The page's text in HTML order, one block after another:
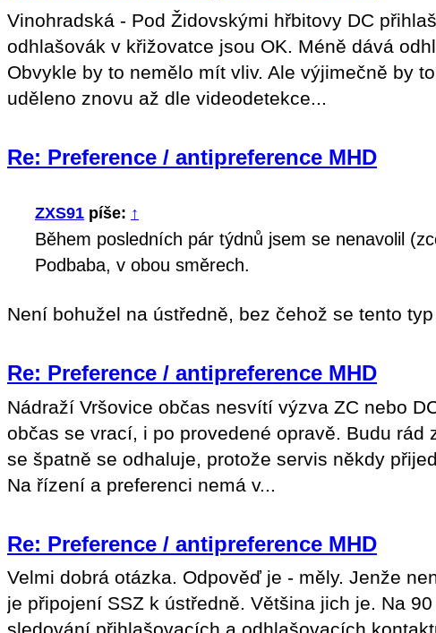
Vinohradská - Pod Židovskými hřbitovy DC
odhlašovák v křižovatce jsou OK. Méně dává
Obvykle by to nemělo mít vliv. Ale výjimečně by
uděleno znovu až dle videodetekce...
Re: Preference / antipreference MHD
ZXS91 píše: ↑
Během posledních pár týdnů jsem se nenavolil
Podbaba, v obou směrech.
Není bohužel na ústředně, bez čehož se tento
Re: Preference / antipreference MHD
Nádraží Vršovice občas nesvítí výzva ZC nebo
občas se vrací, i po provedené opravě. Budu
se špatně se odhaluje, protože servis někdy
Na řízení a preferenci nemá v...
Re: Preference / antipreference MHD
Velmi dobrá otázka. Odpověď je - měly. Jenže
je připojení SSZ k ústředně. Většina jich je. Na
sledování přihlašovacích a odhlašovacích